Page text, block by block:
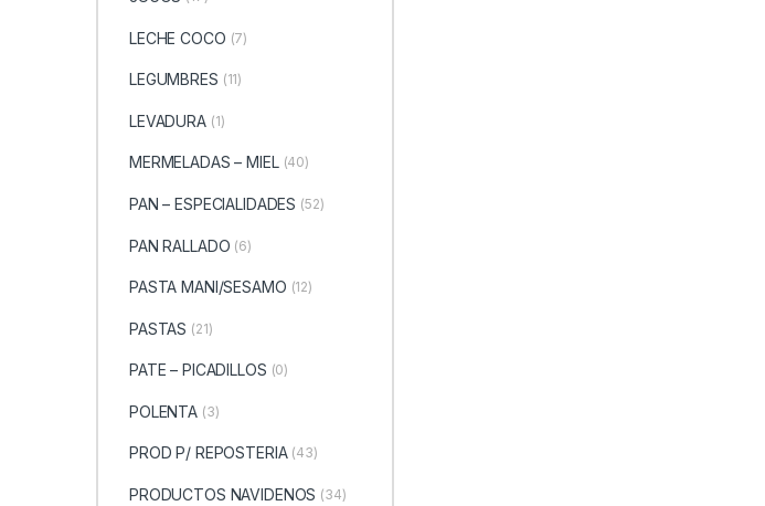
LECHE COCO (7)
LEGUMBRES (11)
LEVADURA (1)
MERMELADAS – MIEL (40)
PAN – ESPECIALIDADES (52)
PAN RALLADO (6)
PASTA MANI/SESAMO (12)
PASTAS (21)
PATE – PICADILLOS (0)
POLENTA (3)
PROD P/ REPOSTERIA (43)
PRODUCTOS NAVIDENOS (34)